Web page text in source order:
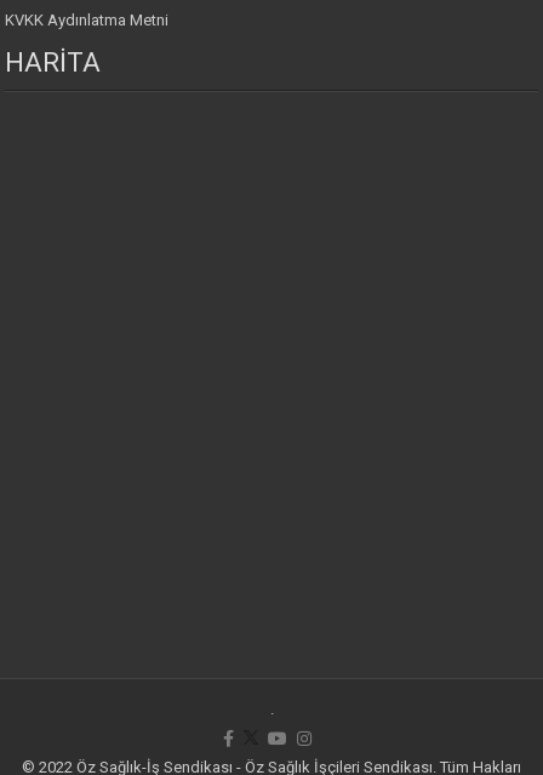
KVKK Aydınlatma Metni
HARİTA
© 2022 Öz Sağlık-İş Sendikası - Öz Sağlık İşçileri Sendikası. Tüm Hakları